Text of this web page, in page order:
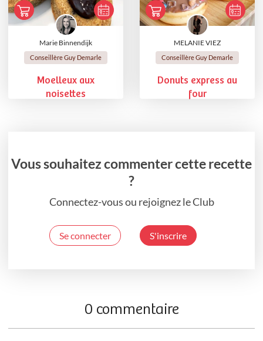
Marie Binnendijk
Conseillère Guy Demarle
Moelleux aux
noisettes
MELANIE VIEZ
Conseillère Guy Demarle
Donuts express au
four
Vous souhaitez commenter cette recette
?
Connectez-vous ou rejoignez le Club
Se connecter S'inscrire
0 commentaire